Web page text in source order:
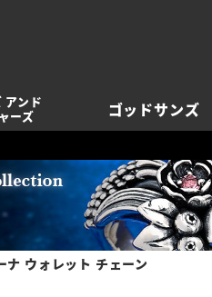
アンド
ーズ
ゴッドサンズ
ナ ウォレット チェーン